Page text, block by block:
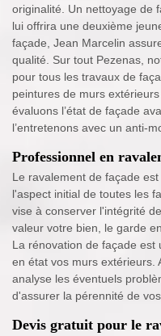
originalité. Un nettoyage de
lui offrira une deuxième
façade, Jean Marcelin
qualité. Sur tout Pezenas,
pour tous les travaux de
peintures de murs
évaluons l’état de façade
l’entretenons avec un anti-
Professionnel en
Le ravalement de façade
l'aspect initial de toutes les
vise à conserver l'intégrité
valeur votre bien, le garde
La rénovation de façade est
en état vos murs extérieurs.
analyse les éventuels
d'assurer la pérennité de
Devis gratuit pour le